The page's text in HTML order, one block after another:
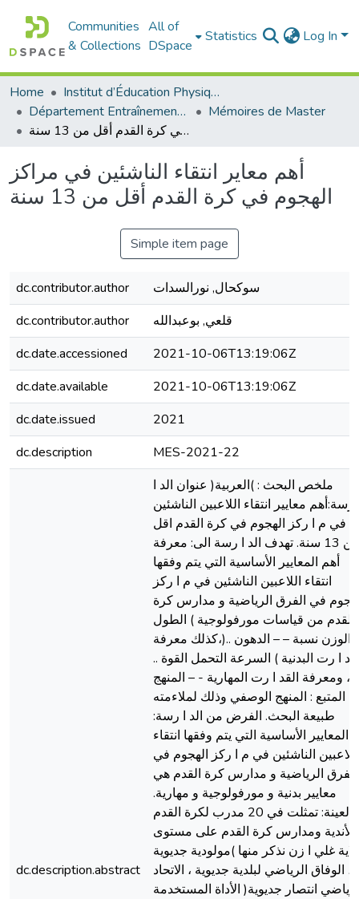
Communities
& Collections
All of
DSpace
Statistics Log In
Home
Institut d’Éducation Physique et Sportive
Département Entraînement Sportif (ES)
Mémoires de Master
أهم معاير انتقاء الناشئين في مراكز الهجوم في كرة القدم أقل من 13 سنة
أهم معاير انتقاء الناشئين في مراكز
الهجوم في كرة القدم أقل من 13 سنة
Simple item page
dc.contributor.author
سوكحال, نورالسدات
dc.contributor.author
قلعي, بوعبدالله
dc.date.accessioned
2021-10-06T13:19:06Z
dc.date.available
2021-10-06T13:19:06Z
dc.date.issued
2021
dc.description
MES-2021-22
dc.description.abstract
ملخص البحث : )العربية( عنوان الد ا
رسة:أهم معايير انتقاء اللاعبين الناشئين
في م ا ركز الهجوم في كرة القدم اقل
من 13 سنة. تهدف الد ا رسة الى: معرفة
أهم المعايير الأساسية التي يتم وفقها
انتقاء اللاعبين الناشئين في م ا ركز
في الفرق الرياضية و مدارس كرة
القدم من قياسات مورفولوجية ) الطول
الوزن نسبة – – الدهون ..(،كذلك معرفة
ا رت البدنية ) السرعة التحمل القوة ..
( ، ومعرفة القد ا رت المهارية - – المنهج
المتبع : المنهج الوصفي وذلك لملاءمته
طبيعة البحث. الفرض من الد ا رسة:
المعايير الأساسية التي يتم وفقها انتقاء
اللاعبين الناشئين في م ا ركز الهجوم في
الفرق الرياضية و مدارس كرة القدم هي
معايير بدنية و مورفولوجية و مهارية.
العينة: تمثلت في 20 مدرب لكرة القدم
لأندية ومدارس كرة القدم على مستوى
غلي ا زن نذكر منها )مولودية جديوية
، الوفاق الرياضي لبلدية جديوية ، الاتحاد
انتصار جديوية( الأداة المستخدمة